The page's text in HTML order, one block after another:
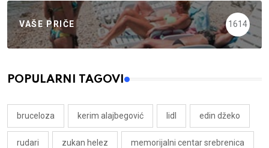
VAŠE PRIČE 1614
POPULARNI TAGOVI
bruceloza kerim alajbegović lidl edin džeko
rudari zukan helez memorijalni centar srebrenica